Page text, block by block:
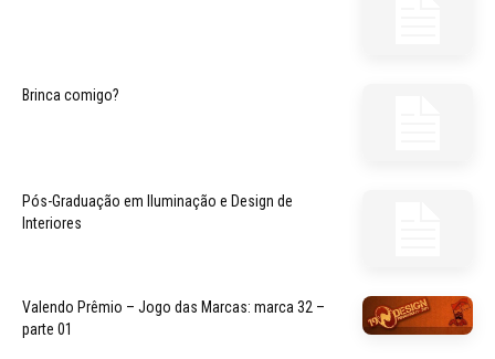
Brinca comigo?
Pós-Graduação em Iluminação e Design de
Interiores
Valendo Prêmio – Jogo das Marcas: marca 32 –
parte 01